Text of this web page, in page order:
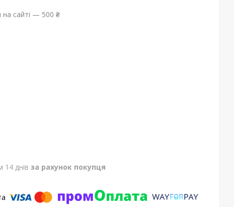
на сайті — 500 ₴
14 днів за рахунок покупця